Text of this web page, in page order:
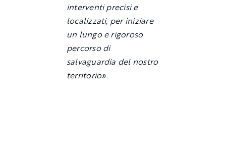
interventi precisi e
localizzati, per iniziare
un lungo e rigoroso
percorso di
salvaguardia del nostro
territorio».